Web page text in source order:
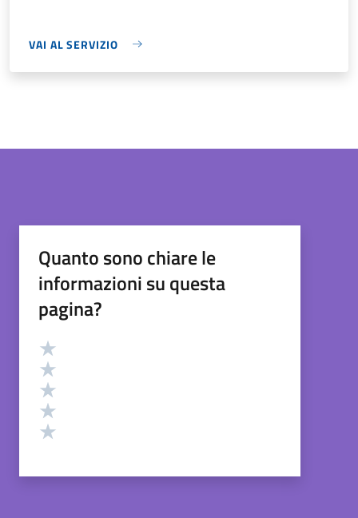
VAI AL SERVIZIO
Quanto sono chiare le
informazioni su questa
pagina?
Valutazione